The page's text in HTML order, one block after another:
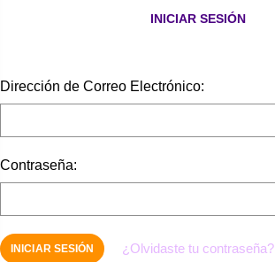
INICIAR SESIÓN
Dirección de Correo Electrónico:
Contraseña:
¿Olvidaste tu contraseña?